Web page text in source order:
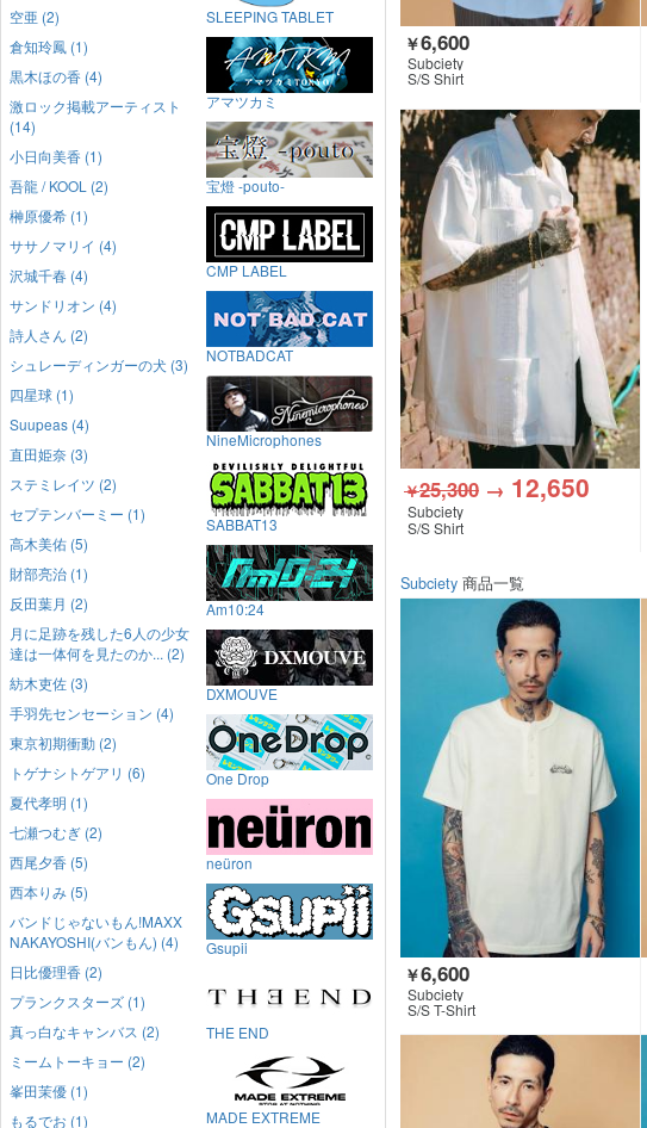
￥6,600
Subciety
S/S Shirt
￥25,300 → 12,650
Subciety
S/S Shirt
Subciety 商品一覧
￥6,600
Subciety
S/S T-Shirt
空亜 (2)
倉知玲鳳 (1)
黒木ほの香 (4)
激ロック掲載アーティスト
(14)
小日向美香 (1)
吾龍 / KOOL (2)
榊原優希 (1)
ササノマリイ (4)
沢城千春 (4)
サンドリオン (4)
詩人さん (2)
シュレーディンガーの犬 (3)
四星球 (1)
Suupeas (4)
直田姫奈 (3)
ステミレイツ (2)
セプテンバーミー (1)
高木美佑 (5)
財部亮治 (1)
反田葉月 (2)
月に足跡を残した6人の少女
達は一体何を見たのか... (2)
紡木吏佐 (3)
手羽先センセーション (4)
東京初期衝動 (2)
トゲナシトゲアリ (6)
夏代孝明 (1)
七瀬つむぎ (2)
西尾夕香 (5)
西本りみ (5)
バンドじゃないもん!MAXX
NAKAYOSHI(バンもん) (4)
日比優理香 (2)
プランクスターズ (1)
真っ白なキャンバス (2)
ミームトーキョー (2)
峯田茉優 (1)
もるでお (1)
SLEEPING TABLET
アマツカミ
宝燈 -pouto-
CMP LABEL
NOTBADCAT
NineMicrophones
SABBAT13
Am10:24
DXMOUVE
One Drop
neüron
Gsupii
THE END
MADE EXTREME